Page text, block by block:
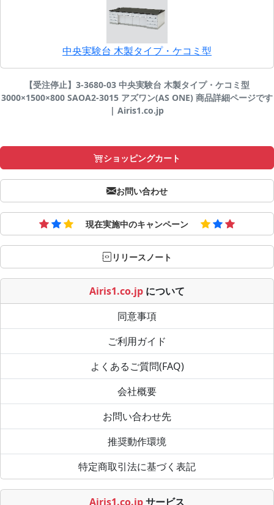
中央実験台 木製タイプ・ケコミ型
【受注停止】3-3680-03 中央実験台 木製タイプ・ケコミ型
3000×1500×800 SAOA2-3015 アズワン(AS ONE) 商品詳細ページです
| Airis1.co.jp
ショッピングカート
お問い合わせ
現在実施中のキャンペーン
リリースノート
Airis1.co.jp について
同意事項
ご利用ガイド
よくあるご質問(FAQ)
会社概要
お問い合わせ先
推奨動作環境
特定商取引法に基づく表記
Airis1.co.jpサービス